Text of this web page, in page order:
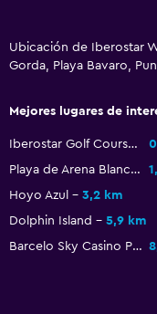
Terraza/patio
Playa privada
Jardín
Gimnasio
Tenis
Ubicación de Iberostar
Gorda, Playa Bavaro,
Mejores lugares de
Iberostar Golf Course
Playa de Arena Blanca
Hoyo Azul
3,2 km
Dolphin Island
5,9 km
Barcelo Sky Casino Punta Cana